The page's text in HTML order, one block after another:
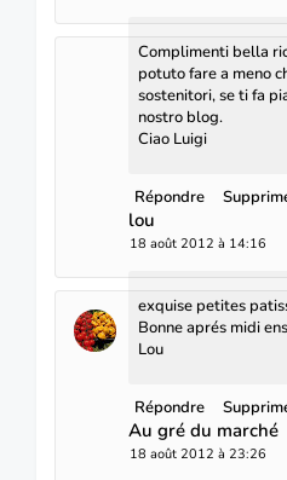
Complimenti bella
potuto fare a meno
sostenitori, se ti fa
nostro blog.
Ciao Luigi
Répondre
lou
18 août 2012 à 14:16
exquise petites
Bonne aprés midi
Lou
Répondre
Au gré du marché
18 août 2012 à 23:26